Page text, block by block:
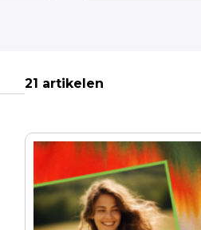
21 artikelen